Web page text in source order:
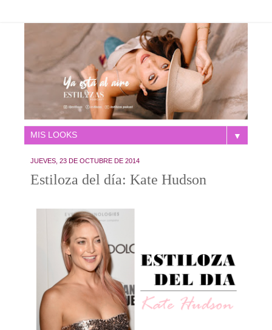
▼
JUEVES, 23 DE OCTUBRE DE 2014
Estiloza del día: Kate Hudson